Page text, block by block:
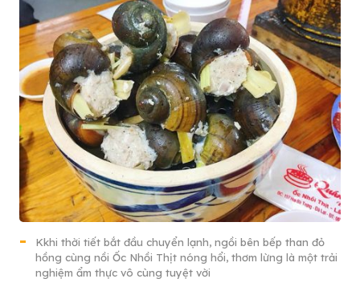
Kkhi thời tiết bắt đầu chuyển lạnh, ngồi bên bếp than đỏ
hồng cùng nồi Ốc Nhồi Thịt nóng hổi, thơm lừng là một trải
nghiệm ẩm thực vô cùng tuyệt vời